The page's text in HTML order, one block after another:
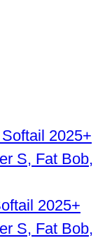
2025+
S, Fat Bob,